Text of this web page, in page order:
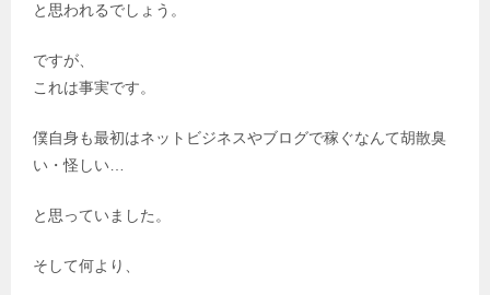
と思われるでしょう。
ですが、
これは事実です。
僕自身も最初はネットビジネスやブログで稼ぐなんて胡散臭
い・怪しい…
と思っていました。
そして何より、